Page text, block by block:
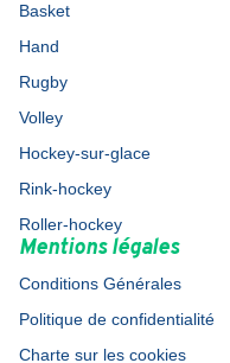
Basket
Hand
Rugby
Volley
Hockey-sur-glace
Rink-hockey
Roller-hockey
Mentions légales
Conditions Générales
Politique de confidentialité
Charte sur les cookies